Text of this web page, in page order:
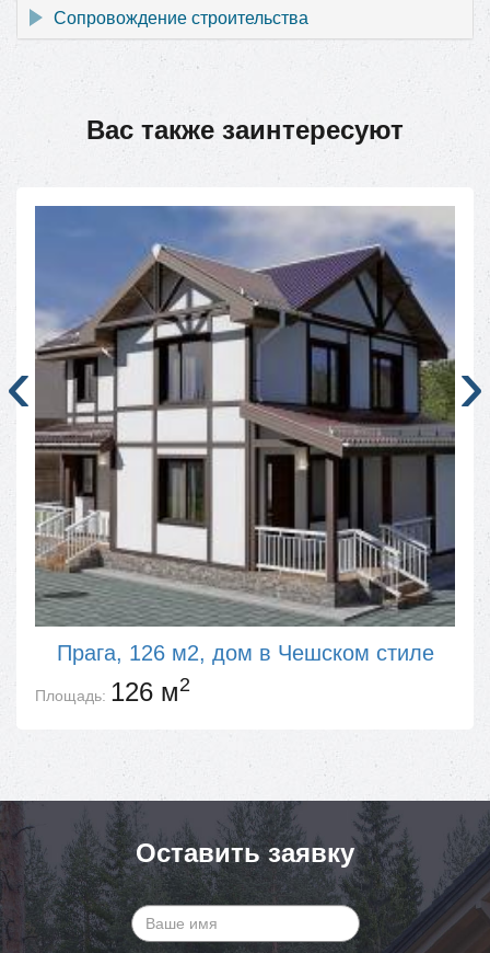
Сопровождение строительства
Вас также заинтересуют
Прага, 126 м2, дом в Чешском стиле
Площадь: 126 м2
‹ ›
Оставить заявку